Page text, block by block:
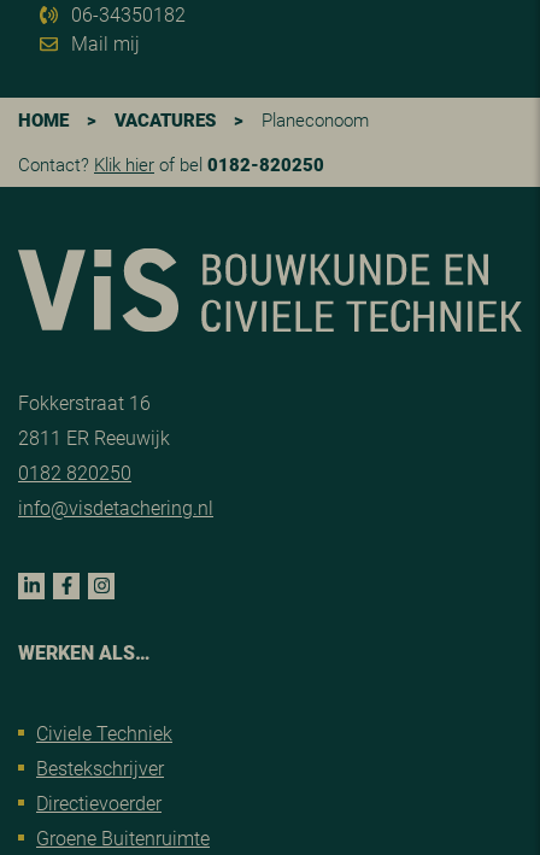
06-34350182
Mail mij
HOME > VACATURES >
Planeconoom
Contact? Klik hier of bel 0182-820250
Fokkerstraat 16
2811 ER Reeuwijk
0182 820250
info@visdetachering.nl
WERKEN ALS…
Civiele Techniek
Bestekschrijver
Directievoerder
Groene Buitenruimte